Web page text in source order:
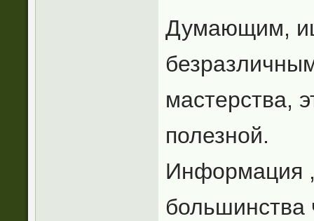
Думающим,
мастерства,
полезной.
Информация
большинства